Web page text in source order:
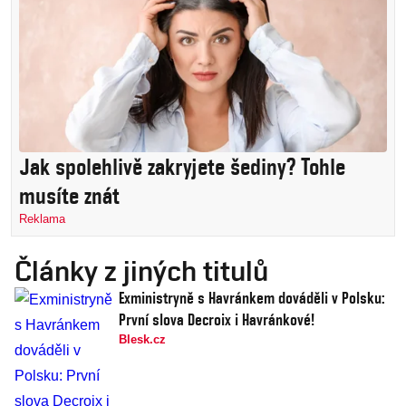
Jak spolehlivě zakryjete šediny? Tohle
musíte znát
Reklama
Články z jiných titulů
Exministryně s Havránkem dováděli v Polsku:
První slova Decroix i Havránkové!
Blesk.cz